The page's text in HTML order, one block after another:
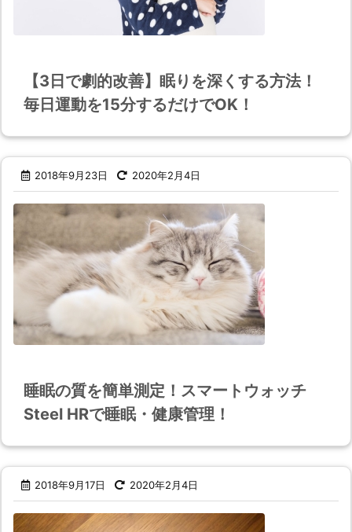
【3日で劇的改善】眠りを深くする方法！
毎日運動を15分するだけでOK！
2018年9月23日 2020年2月4日
睡眠の質を簡単測定！スマートウォッチ
Steel HRで睡眠・健康管理！
2018年9月17日 2020年2月4日